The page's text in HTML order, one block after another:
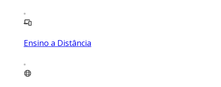
Ensino a Distância